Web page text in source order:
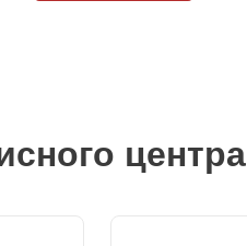
центра